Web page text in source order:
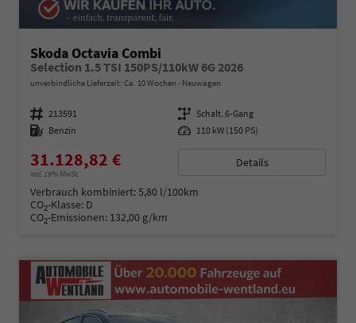
Skoda Octavia Combi
Selection 1.5 TSI 150PS/110kW 6G 2026
unverbindliche Lieferzeit: Ca. 10 Wochen Neuwagen
Fahrzeugnummer 213591 Getriebe Schalt. 6-Gang
Kraftstoff Benzin Leistung 110 kW (150 PS)
31.128,82 €
incl. 19% MwSt.
Details
Verbrauch kombiniert:5,80 l/100km
CO2-Klasse: D
CO2-Emissionen: 132,00 g/km